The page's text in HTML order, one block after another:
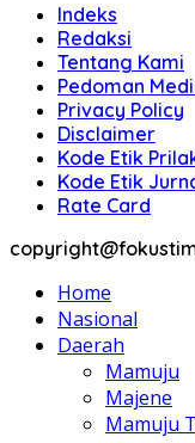
Indeks
Redaksi
Tentang Kami
Pedoman
Privacy Policy
Disclaimer
Kode Etik
Kode Etik
Rate Card
Home
Nasional
Daerah
Mamuju
Majene
Mamuju